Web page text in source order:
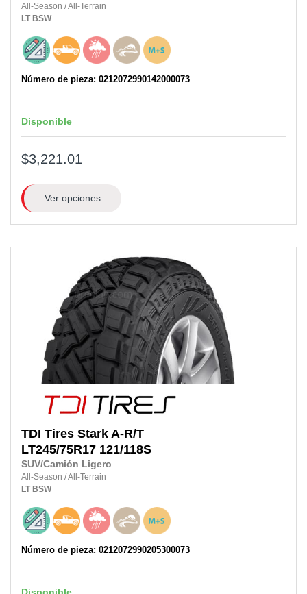
All-Season /All-Terrain
LT BSW
Número de pieza: 0212072990142000073
Disponible
$3,221.01
Ver opciones
TDI Tires Stark A-R/T
LT245/75R17 121/118S
SUV/Camión Ligero
All-Season /All-Terrain
LT BSW
Número de pieza: 0212072990205300073